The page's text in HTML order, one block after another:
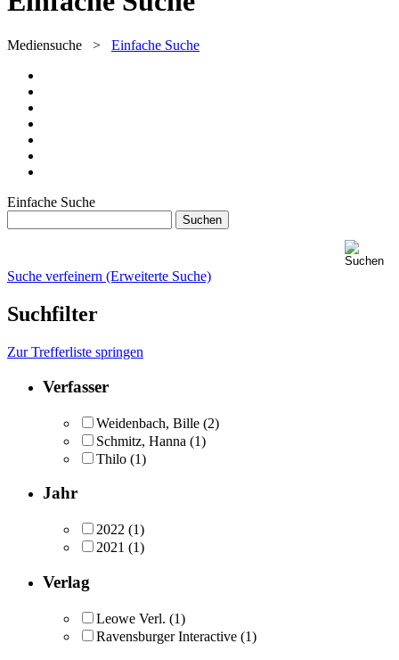
Mediensuche > Einfache Suche
Einfache Suche
Suche verfeinern (Erweiterte Suche)
Suchfilter
Zur Trefferliste springen
Verfasser
Weidenbach, Bille (2)
Schmitz, Hanna (1)
Thilo (1)
Jahr
2022 (1)
2021 (1)
Verlag
Leowe Verl. (1)
Ravensburger Interactive (1)